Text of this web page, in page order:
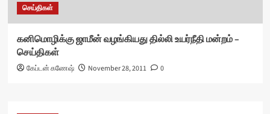
செய்திகள்
கனிமொழிக்கு ஜாமீன் வழங்கியது தில்லி உயர்நீதி மன்றம் –
செய்திகள்
கேப்டன் கணேஷ் November 28, 2011 0